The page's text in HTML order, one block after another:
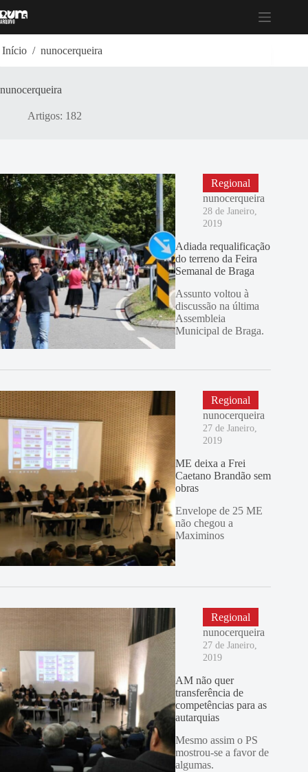
para
Início / nunocerqueira
nunocerqueira
Artigos: 182
Regional
nunocerqueira
28 de Janeiro,
2019
Adiada requalificação
do terreno da Feira
Semanal de Braga
Assunto voltou à
discussão na última
Assembleia
Municipal de Braga.
Regional
nunocerqueira
27 de Janeiro,
2019
ME deixa a Frei
Caetano Brandão sem
obras
Envelope de 25 ME
não chegou a
Maximinos
Regional
nunocerqueira
27 de Janeiro,
2019
AM não quer
transferência de
competências para as
autarquias
Mesmo assim o PS
mostrou-se a favor de
algumas.